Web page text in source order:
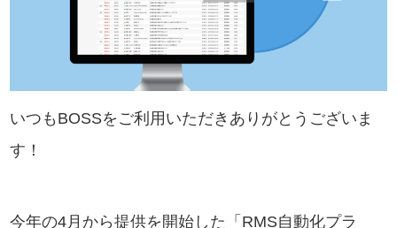
いつもBOSSをご利用いただきありがとうございま
す！
今年の4月から提供を開始した「RMS自動化プラ